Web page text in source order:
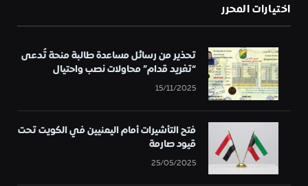
اختيارات المحرر
تحذير من رسائل مساعدة طالبة منحة تُدعى
“تغريد قدام” محاولات نصب واحتيال
15/11/2025
فتح التأشيرات أمام اليمنيين في الكويت تحت
قيود صارمة
25/05/2025